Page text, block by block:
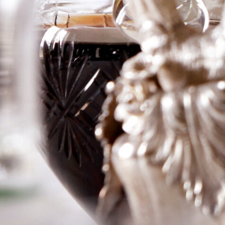
du Pape Rouge
Logga in för att se priset
Art.nr: 20167-01
Information
Producent Raymond Usseglio
Årgång 2015
Land Frankrike
Område Chateauneuf-du-Pape
Färg Rött
75cl